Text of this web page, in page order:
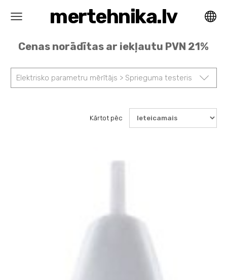
mertehnika.lv
Cenas norādītas ar iekļautu PVN 21%
Elektrisko parametru mērītājs > Sprieguma testeris
Kārtot pēc